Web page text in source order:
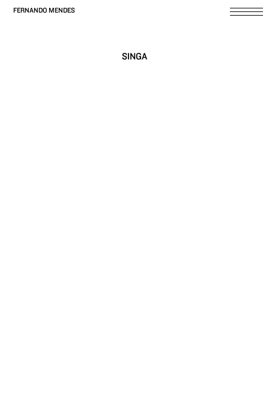
FERNANDO MENDES
SINGA